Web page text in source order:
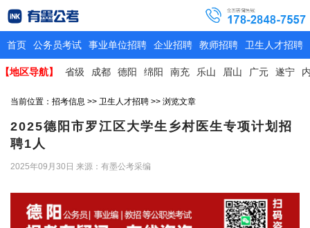
首页 公务员考试 事业单位招聘 企业招聘 教师招聘 卫生人才招聘
【地区导航】 省级 成都 德阳 绵阳 南充 乐山 眉山 广元 遂宁
当前位置： 招考信息 >> 卫生人才招聘 >> 浏览文章
2025德阳市罗江区大学生乡村医生专项计划招
聘1人
2025年09月30日 来源：有墨公考采编